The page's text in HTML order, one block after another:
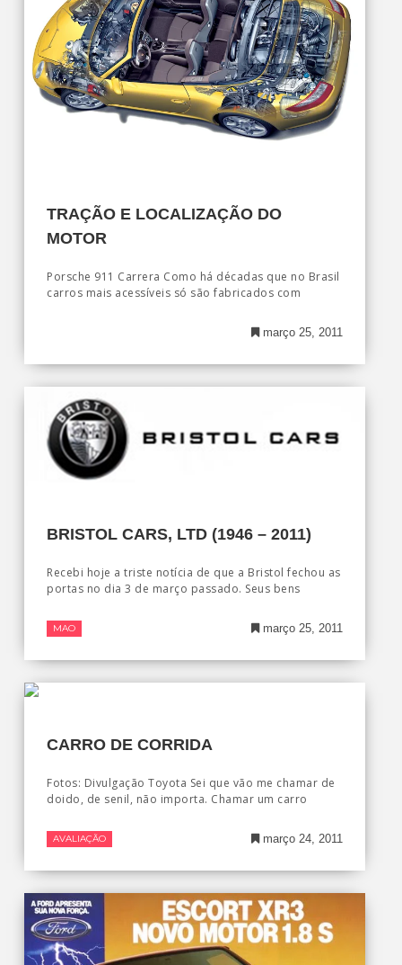
TRAÇÃO E LOCALIZAÇÃO DO
MOTOR
Porsche 911 Carrera Como há décadas que no Brasil
carros mais acessíveis só são fabricados com
março 25, 2011
BRISTOL CARS, LTD (1946 – 2011)
Recebi hoje a triste notícia de que a Bristol fechou as
portas no dia 3 de março passado. Seus bens
MAO março 25, 2011
CARRO DE CORRIDA
Fotos: Divulgação Toyota Sei que vão me chamar de
doido, de senil, não importa. Chamar um carro
AVALIAÇÃO março 24, 2011